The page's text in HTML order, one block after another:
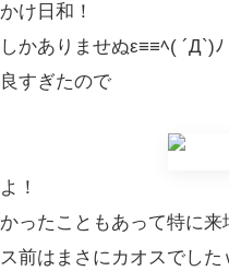
け日和！
かありませぬε≡≡ﾍ( ´Д`)ﾉ
すぎたので
！
ったこともあって特に来
前はまさにカオスでした